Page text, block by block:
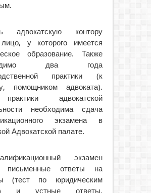
адвокатскую контору
у которого имеется
образование. Также
два года
практики (к
помощником адвоката).
адвокатской
необходима сдача
экзамена в
Адвокатской палате.
экзамен
письменные ответы на
(тест по юридическим
и устные ответы.